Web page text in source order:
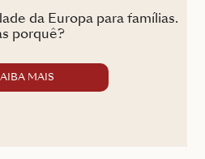
da Europa para famílias.
porquê?
MAIS